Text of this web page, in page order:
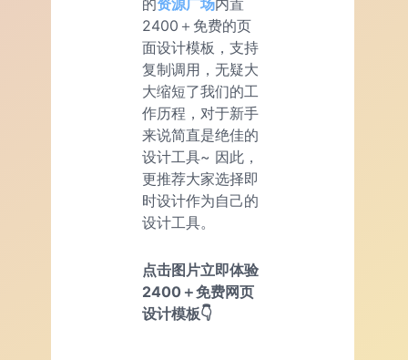
的资源广场内置
2400＋免费的页
面设计模板，支持
复制调用，无疑大
大缩短了我们的工
作历程，对于新手
来说简直是绝佳的
设计工具~ 因此，
更推荐大家选择即
时设计作为自己的
设计工具。
点击图片立即体验
2400＋免费网页
设计模板👇